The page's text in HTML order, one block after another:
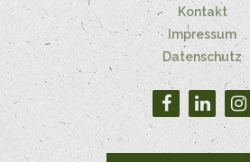
Kontakt
Impressum
Datenschutz